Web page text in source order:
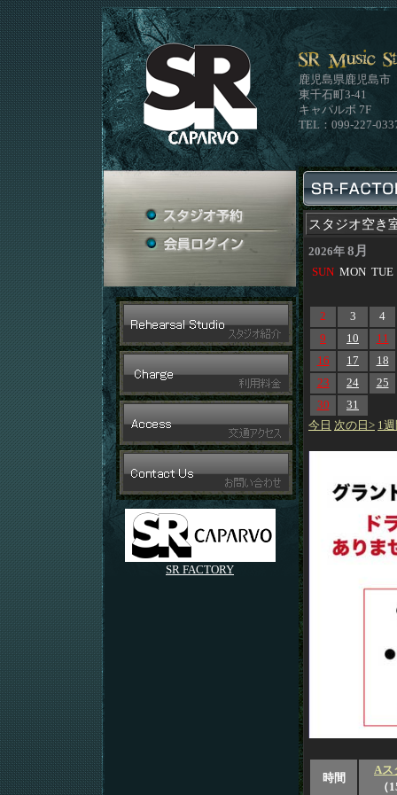
SR FACTORY
鹿児島県鹿児島市
東千石町3-41
キャパルボ 7F
TEL：099-227-
スタジオ空き
2026年 8月
SUN MON TUE
2 3
4
9
10
11
16
17
18
23
24
25
30
31
今日 次の日> 1
時間
Aス
（